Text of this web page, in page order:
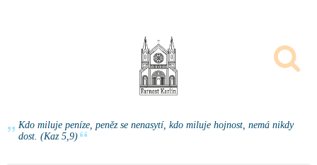
Kdo miluje peníze, peněz se nenasytí, kdo miluje hojnost, nemá nikdy
dost. (Kaz 5,9)